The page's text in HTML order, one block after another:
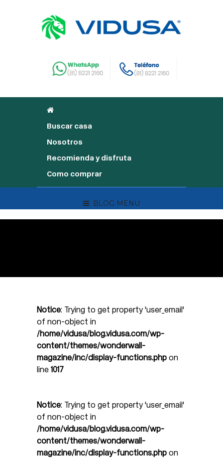
Buscar casa
Nosotros
Recomienda y disfruta
Como comprar
BLOG MENU
Notice: Trying to get property 'user_email'
of non-object in
/home/vidusa/blog.vidusa.com/wp-
content/themes/wonderwall-
magazine/inc/display-functions.php on
line 1017
Notice: Trying to get property 'user_email'
of non-object in
/home/vidusa/blog.vidusa.com/wp-
content/themes/wonderwall-
magazine/inc/display-functions.php on